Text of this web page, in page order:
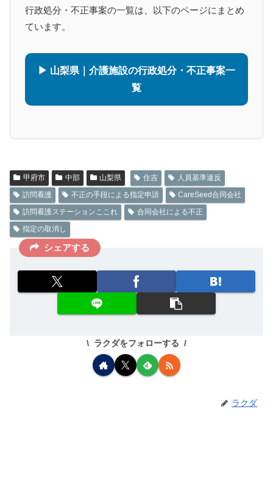
行政処分・不正事案の一覧は、以下のページにまとめ
ています。
▶ 山梨県｜介護施設の行政処分・不正事案一
覧
甲府市 中部 山梨県 住吉
人員基準違反
訪問看護
不正の手段による指定申請
CareSeed合同会社
訪問看護ステーションここれ
合同会社による不正
指定の取消し
シェアする
ラクダをフォローする
ラクダ